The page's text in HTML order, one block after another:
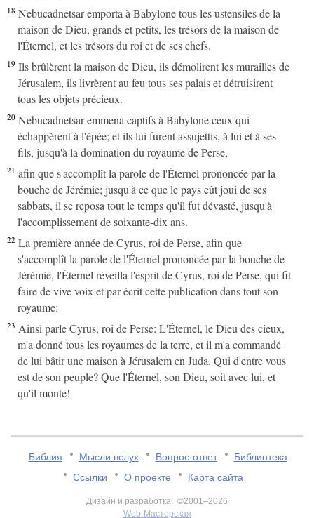
18 Nebucadnetsar emporta à Babylone tous les ustensiles de la
maison de Dieu, grands et petits, les trésors de la maison de
l'Éternel, et les trésors du roi et de ses chefs.
19 Ils brûlèrent la maison de Dieu, ils démolirent les murailles de
Jérusalem, ils livrèrent au feu tous ses palais et détruisirent
tous les objets précieux.
20 Nebucadnetsar emmena captifs à Babylone ceux qui
échappèrent à l'épée; et ils lui furent assujettis, à lui et à ses
fils, jusqu'à la domination du royaume de Perse,
21 afin que s'accomplît la parole de l'Éternel prononcée par la
bouche de Jérémie; jusqu'à ce que le pays eût joui de ses
sabbats, il se reposa tout le temps qu'il fut dévasté, jusqu'à
l'accomplissement de soixante-dix ans.
22 La première année de Cyrus, roi de Perse, afin que
s'accomplît la parole de l'Éternel prononcée par la bouche de
Jérémie, l'Éternel réveilla l'esprit de Cyrus, roi de Perse, qui fit
faire de vive voix et par écrit cette publication dans tout son
royaume:
23 Ainsi parle Cyrus, roi de Perse: L'Éternel, le Dieu des cieux,
m'a donné tous les royaumes de la terre, et il m'a commandé
de lui bâtir une maison à Jérusalem en Juda. Qui d'entre vous
est de son peuple? Que l'Éternel, son Dieu, soit avec lui, et
qu'il monte!
Библия Мысли вслух Вопрос-ответ
Библиотека
Ссылки
О проекте Карта сайта
Дизайн и разработка: ©2001–2026
Web-Мастерская